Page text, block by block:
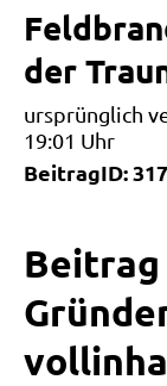
der
ursprünglich
19:01 Uhr
BeitragID: